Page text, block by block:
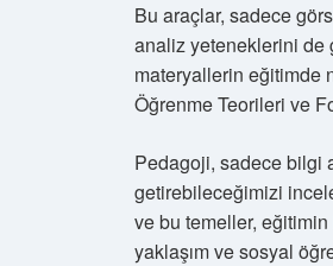
Bu araçlar, sadece
analiz yeteneklerini de
materyallerin eğitimde
Öğrenme Teorileri ve
Pedagoji, sadece bilgi
getirebileceğimizi
ve bu temeller, eğitimin
yaklaşım ve sosyal